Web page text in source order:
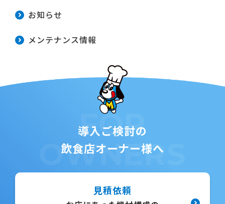
お知らせ
メンテナンス情報
導入ご検討の
飲食店オーナー様へ
FOR
OWNERS
見積依頼